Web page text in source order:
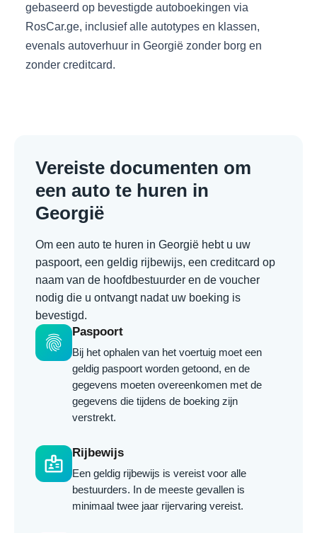
gebaseerd op bevestigde autoboekingen via
RosCar.ge, inclusief alle autotypes en klassen,
evenals autoverhuur in Georgië zonder borg en
zonder creditcard.
Vereiste documenten om
een auto te huren in
Georgië
Om een auto te huren in Georgië hebt u uw
paspoort, een geldig rijbewijs, een creditcard op
naam van de hoofdbestuurder en de voucher
nodig die u ontvangt nadat uw boeking is
bevestigd.
fingerprint
Paspoort
Bij het ophalen van het voertuig moet een
geldig paspoort worden getoond, en de
gegevens moeten overeenkomen met de
gegevens die tijdens de boeking zijn
verstrekt.
badge
Rijbewijs
Een geldig rijbewijs is vereist voor alle
bestuurders. In de meeste gevallen is
minimaal twee jaar rijervaring vereist.